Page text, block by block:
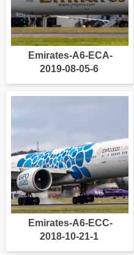
Emirates-A6-ECA-
2019-08-05-6
Emirates-A6-ECC-
2018-10-21-1